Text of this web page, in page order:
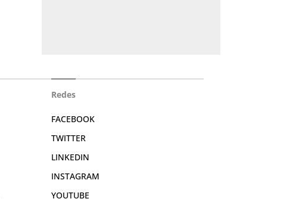
Redes
FACEBOOK
TWITTER
LINKEDIN
INSTAGRAM
YOUTUBE